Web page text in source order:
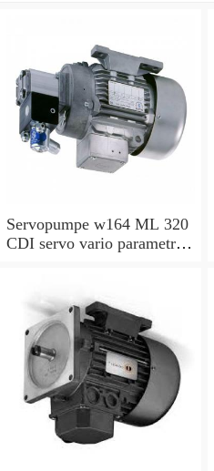
Servopumpe w164 ML 320
CDI servo vario parametri